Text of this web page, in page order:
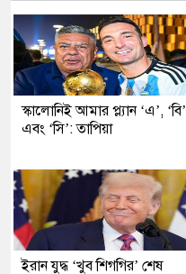
স্কালোনিই আমার প্ল্যান ‘এ’, ‘বি’
এবং ‘সি’: তাপিয়া
ইরান যুদ্ধ ‘খুব শিগগির’ শেষ